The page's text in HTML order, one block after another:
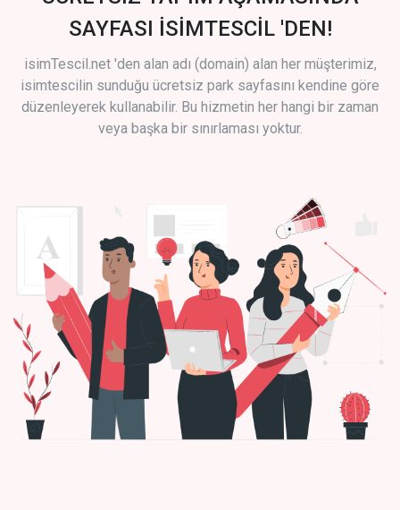
SAYFASI İSİMTESCİL 'DEN!
isimTescil.net 'den alan adı (domain) alan her müşterimiz,
isimtescilin sunduğu ücretsiz park sayfasını kendine göre
düzenleyerek kullanabilir. Bu hizmetin her hangi bir zaman
veya başka bir sınırlaması yoktur.